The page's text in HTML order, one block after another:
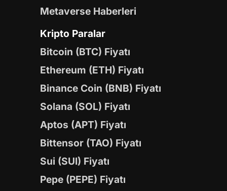
Metaverse Haberleri
Kripto Paralar
Bitcoin (BTC) Fiyatı
Ethereum (ETH) Fiyatı
Binance Coin (BNB) Fiyatı
Solana (SOL) Fiyatı
Aptos (APT) Fiyatı
Bittensor (TAO) Fiyatı
Sui (SUI) Fiyatı
Pepe (PEPE) Fiyatı